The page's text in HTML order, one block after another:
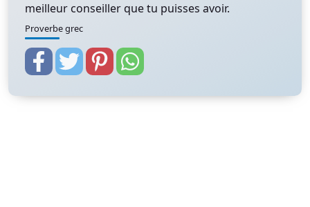
meilleur conseiller que tu puisses avoir.
Proverbe grec